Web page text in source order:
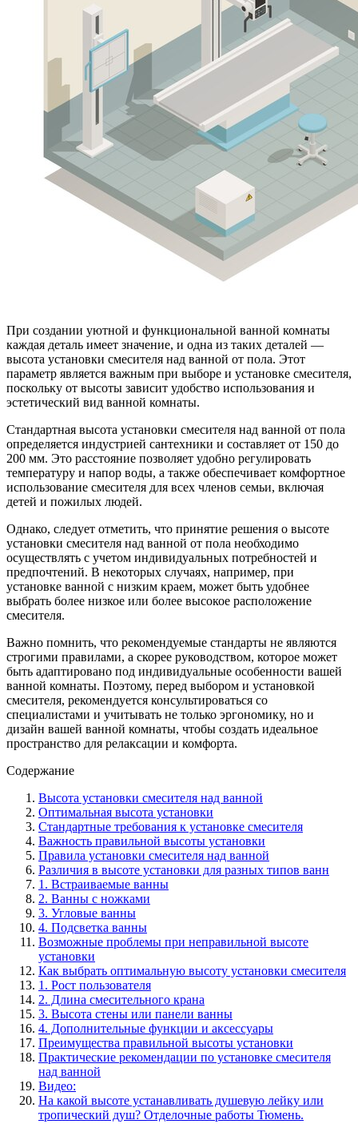
При создании уютной и функциональной ванной комнаты
каждая деталь имеет значение, и одна из таких деталей —
высота установки смесителя над ванной от пола. Этот
параметр является важным при выборе и установке смесителя,
поскольку от высоты зависит удобство использования и
эстетический вид ванной комнаты.
Стандартная высота установки смесителя над ванной от пола
определяется индустрией сантехники и составляет от 150 до
200 мм. Это расстояние позволяет удобно регулировать
температуру и напор воды, а также обеспечивает комфортное
использование смесителя для всех членов семьи, включая
детей и пожилых людей.
Однако, следует отметить, что принятие решения о высоте
установки смесителя над ванной от пола необходимо
осуществлять с учетом индивидуальных потребностей и
предпочтений. В некоторых случаях, например, при
установке ванной с низким краем, может быть удобнее
выбрать более низкое или более высокое расположение
смесителя.
Важно помнить, что рекомендуемые стандарты не являются
строгими правилами, а скорее руководством, которое может
быть адаптировано под индивидуальные особенности вашей
ванной комнаты. Поэтому, перед выбором и установкой
смесителя, рекомендуется консультироваться со
специалистами и учитывать не только эргономику, но и
дизайн вашей ванной комнаты, чтобы создать идеальное
пространство для релаксации и комфорта.
Содержание
Высота установки смесителя над ванной
Оптимальная высота установки
Стандартные требования к установке смесителя
Важность правильной высоты установки
Правила установки смесителя над ванной
Различия в высоте установки для разных типов ванн
1. Встраиваемые ванны
2. Ванны с ножками
3. Угловые ванны
4. Подсветка ванны
Возможные проблемы при неправильной высоте
установки
Как выбрать оптимальную высоту установки смесителя
1. Рост пользователя
2. Длина смесительного крана
3. Высота стены или панели ванны
4. Дополнительные функции и аксессуары
Преимущества правильной высоты установки
Практические рекомендации по установке смесителя
над ванной
Видео:
На какой высоте устанавливать душевую лейку или
тропический душ? Отделочные работы Тюмень.